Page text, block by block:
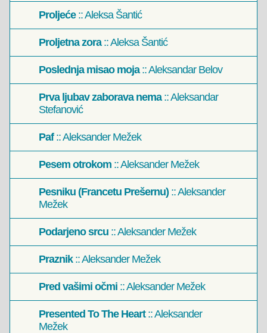
Proljeće:: Aleksa Šantić
Proljetna zora:: Aleksa Šantić
Poslednja misao moja:: Aleksandar Belov
Prva ljubav zaborava nema:: Aleksandar
Stefanović
Paf:: Aleksander Mežek
Pesem otrokom :: Aleksander Mežek
Pesniku (Francetu Prešernu) :: Aleksander
Mežek
Podarjeno srcu :: Aleksander Mežek
Praznik:: Aleksander Mežek
Pred vašimi očmi :: Aleksander Mežek
Presented To The Heart:: Aleksander
Mežek